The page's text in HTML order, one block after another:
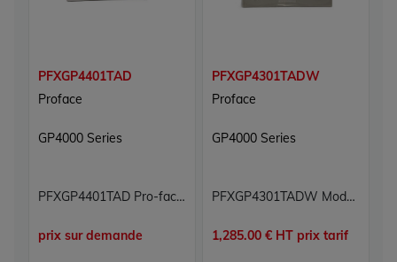
PFXGP4401TAD
Proface
GP4000 Series
PFXGP4401TAD Pro-face GP4000 Series Terminal operateur graphique ecran tactile 7.5 pouces reconditionne
prix sur demande
PFXGP4301TADW
Proface
GP4000 Series
PFXGP4301TADW Module d'exploitation pour IHM GP4000 Series Proface
1,285.00 € HT prix tarif